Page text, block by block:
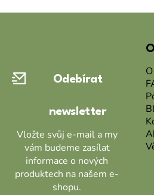
Odebírat
newsletter
Vložte svůj e-mail a my
vám budeme zasílat
informace o nových
produktech na našem e-
shopu.